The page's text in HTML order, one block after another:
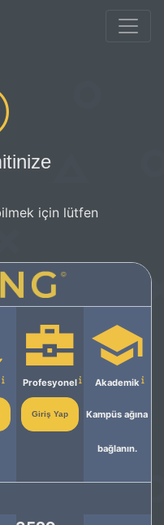
için lütfen
Profesyonel
Giriş Yap
Akademik
Kampüs ağına
bağlanın.